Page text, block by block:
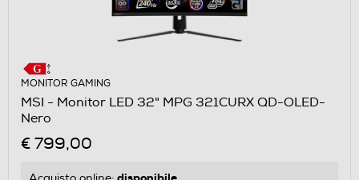
MONITOR GAMING
MSI - Monitor LED 32" MPG 321CURX QD-OLED-
Nero
€ 799,00